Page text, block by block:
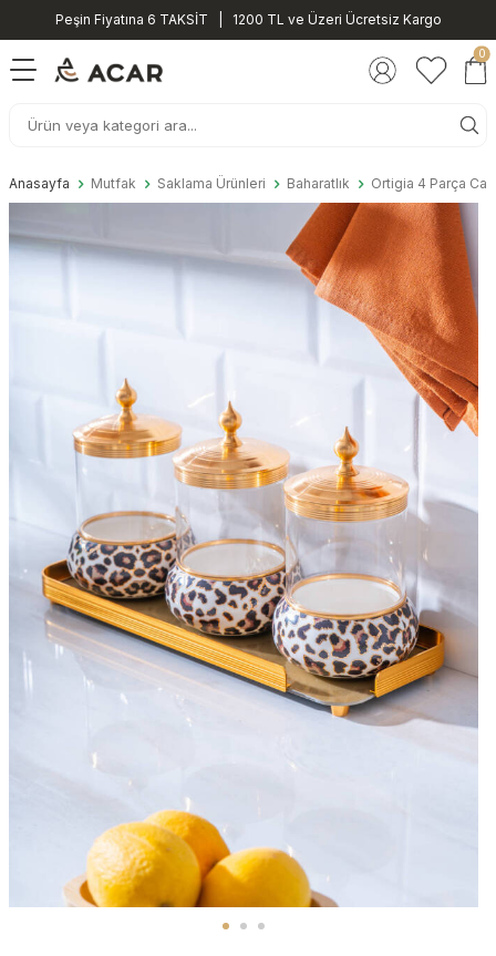
Peşin Fiyatına 6 TAKSİT | 1200 TL ve Üzeri Ücretsiz Kargo
0
Anasayfa Mutfak Saklama Ürünleri Baharatlık Ortigia 4 Parça